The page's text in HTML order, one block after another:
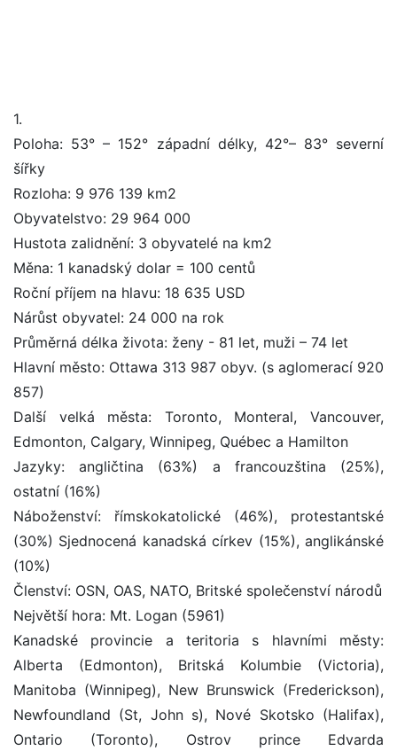
1.
Poloha: 53° – 152° západní délky, 42°– 83° severní
šířky
Rozloha: 9 976 139 km2
Obyvatelstvo: 29 964 000
Hustota zalidnění: 3 obyvatelé na km2
Měna: 1 kanadský dolar = 100 centů
Roční příjem na hlavu: 18 635 USD
Nárůst obyvatel: 24 000 na rok
Průměrná délka života: ženy - 81 let, muži – 74 let
Hlavní město: Ottawa 313 987 obyv. (s aglomerací 920
857)
Další velká města: Toronto, Monteral, Vancouver,
Edmonton, Calgary, Winnipeg, Québec a Hamilton
Jazyky: angličtina (63%) a francouzština (25%),
ostatní (16%)
Náboženství: římskokatolické (46%), protestantské
(30%) Sjednocená kanadská církev (15%), anglikánské
(10%)
Členství: OSN, OAS, NATO, Britské společenství národů
Největší hora: Mt. Logan (5961)
Kanadské provincie a teritoria s hlavními městy:
Alberta (Edmonton), Britská Kolumbie (Victoria),
Manitoba (Winnipeg), New Brunswick (Frederickson),
Newfoundland (St, John s), Nové Skotsko (Halifax),
Ontario (Toronto), Ostrov prince Edvarda